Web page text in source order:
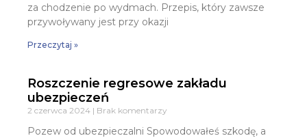
za chodzenie po wydmach. Przepis, który zawsze
przywoływany jest przy okazji
Przeczytaj »
Roszczenie regresowe zakładu
ubezpieczeń
2 czerwca 2024 Brak komentarzy
Pozew od ubezpieczalni Spowodowałeś szkodę, a